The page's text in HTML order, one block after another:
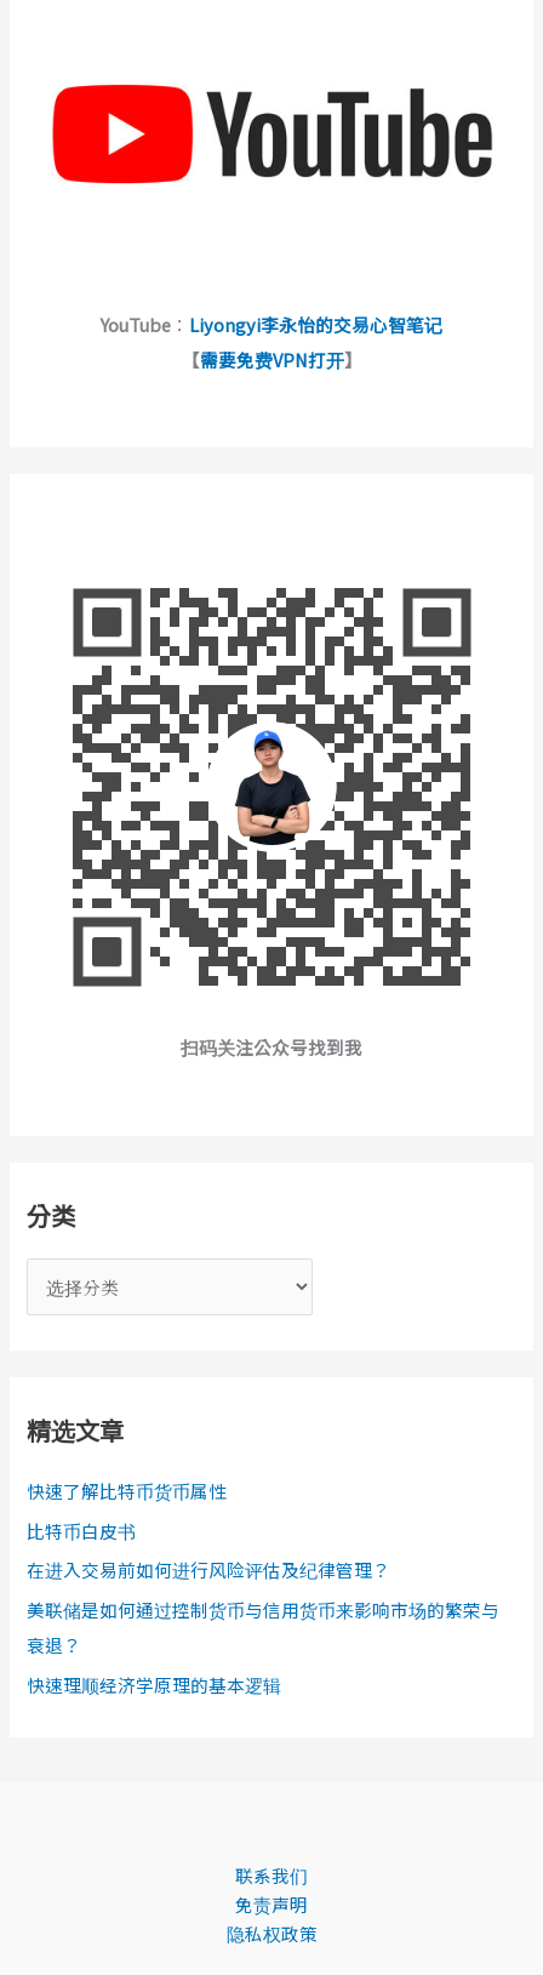
YouTube ： Liyongyi李永怡的交易心智笔记
【需要免费VPN打开】
扫码关注公众号找到我
分类
类
精选文章
快速了解比特币货币属性
比特币白皮书
在进入交易前如何进行风险评估及纪律管理？
美联储是如何通过控制货币与信用货币来影响市场的繁荣与
衰退？
快速理顺经济学原理的基本逻辑
联系我们
免责声明
隐私权政策